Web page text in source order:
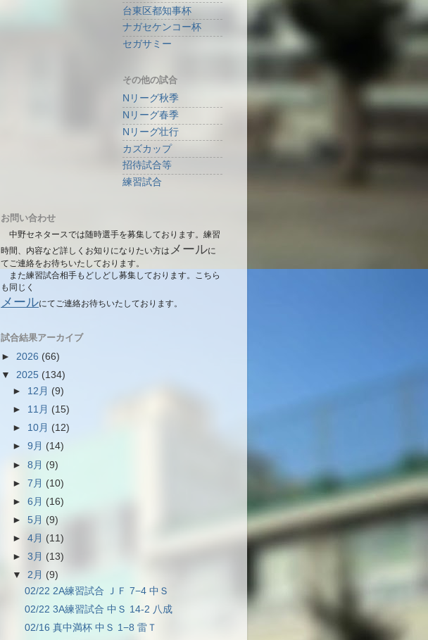
台東区都知事杯
ナガセケンコー杯
セガサミー
その他の試合
Nリーグ秋季
Nリーグ春季
Nリーグ壮行
カズカップ
招待試合等
練習試合
お問い合わせ
中野セネタースでは随時選手を募集しております。練習
時間、内容など詳しくお知りになりたい方は メールに
てご連絡をお待ちいたしております。
また練習試合相手もどしどし募集しております。こちら
も同じく
メールにてご連絡お待ちいたしております。
試合結果アーカイブ
► 2026 (66)
▼ 2025 (134)
► 12月 (9)
► 11月 (15)
► 10月 (12)
►9月 (14)
►8月 (9)
►7月 (10)
►6月 (16)
►5月(9)
►4月 (11)
►3月 (13)
▼2月 (9)
02/22 2A練習試合 ＪＦ 7−4 中Ｓ
02/22 3A練習試合 中Ｓ 14-2 八成
02/16 真中満杯 中Ｓ 1−8 雷Ｔ